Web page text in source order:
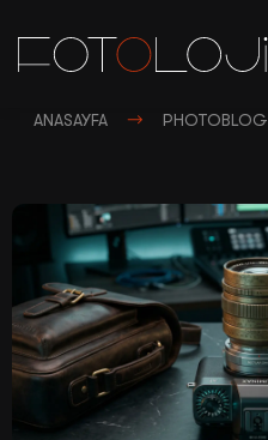
ANASAYFA PHOTOBLOG